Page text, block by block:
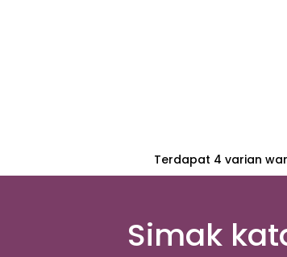
Terdapat 4 varian
Simak